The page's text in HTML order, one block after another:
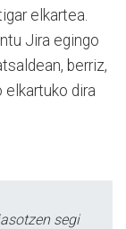
elkartea.
Jira egingo
berriz,
elkartuko dira
segi